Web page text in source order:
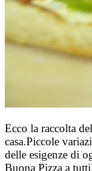
Ecco la raccolta
casa.Piccole
delle esigenze di
Buona Pizza a